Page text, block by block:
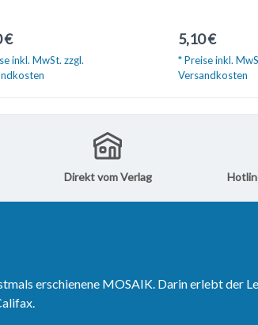
die im Zeitraum
1991 veröffentlicht
zum Softcover-
Preis:
€
inkl. MwSt. zzgl.
Hefte die im
Dezember
wurden.Direkt
Regulärer
5,10 €
* Preise inkl.
Versandkosten
Direkt vom Verlag
erschienene MOSAIK. Darin erlebt der